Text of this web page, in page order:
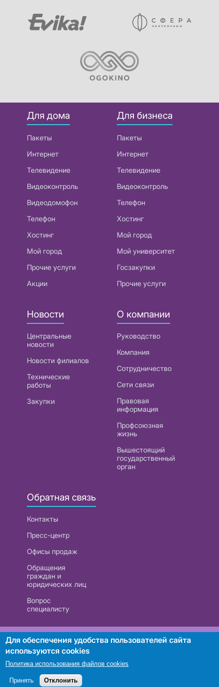
Для дома
Пакеты
Интернет
Телевидение
Видеоконтроль
Видеодомофон
Телефон
Хостинг
Мой город
Прочие услуги
Акции
Для бизнеса
Пакеты
Интернет
Телевидение
Видеоконтроль
Телефон
Хостинг
Мой город
Мой университет
Госзакупки
Прочие услуги
Новости
Центральные
новости
Новости филиалов
Технические
работы
Закупки
О компании
Руководство
Компания
Сотрудничество
Сети связи
Правовая
информация
Профсоюзная
жизнь
Вышестоящий
государственный
орган
Обратная связь
Контакты
Пресс-центр
Офисы продаж
Обращения
граждан и
юридических лиц
Вопрос
специалисту
РУП «Белтелеком». УНП 101007741
Поиск
Для обеспечения удобства пользователей сайта
используются cookies
Политика использования файлов cookies
Принять Отклонить